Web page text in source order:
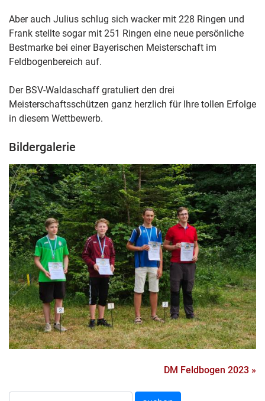
Aber auch Julius schlug sich wacker mit 228 Ringen und
Frank stellte sogar mit 251 Ringen eine neue persönliche
Bestmarke bei einer Bayerischen Meisterschaft im
Feldbogenbereich auf.
Der BSV-Waldaschaff gratuliert den drei
Meisterschaftsschützen ganz herzlich für Ihre tollen Erfolge
in diesem Wettbewerb.
Bildergalerie
DM Feldbogen 2023 »